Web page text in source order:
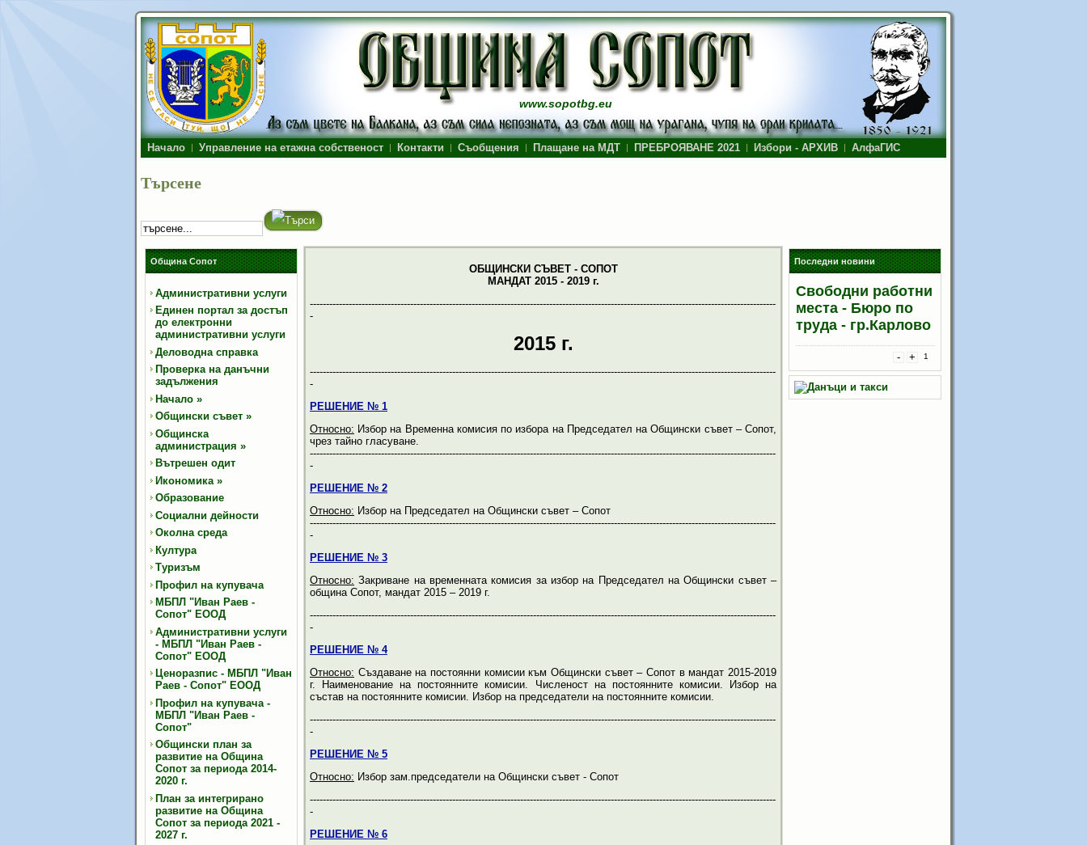
www.sopotbg.eu
Начало Управление на етажна собственост Контакти Съобщения Плащане на МДТ ПРЕБРОЯВАНЕ 2021 Избори - АРХИВ АлфаГИС
Търсене
Община Сопот
Административни услуги
Единен портал за достъп
до електронни
административни услуги
Деловодна справка
Проверка на данъчни
задължения
Начало »
Общински съвет »
Общинска
администрация »
Вътрешен одит
Икономика »
Образование
Социални дейности
Околна среда
Култура
Туризъм
Профил на купувача
МБПЛ "Иван Раев -
Сопот" ЕООД
Административни услуги
- МБПЛ "Иван Раев -
Сопот" ЕООД
Ценоразпис - МБПЛ "Иван
Раев - Сопот" ЕООД
Профил на купувача -
МБПЛ "Иван Раев -
Сопот"
Общински план за
развитие на Община
Сопот за периода 2014-
2020 г.
План за интегрирано
развитие на Община
Сопот за периода 2021 -
2027 г.
ОБЩИНСКИ СЪВЕТ - СОПОТ
МАНДАТ 2015 - 2019 г.
------------------------------------------------------------------------------------------------------------------------------------------------
-
2015 г.
------------------------------------------------------------------------------------------------------------------------------------------------
-
РЕШЕНИЕ № 1
Относно: Избор на Временна комисия по избора на Председател на Общински съвет – Сопот,
чрез тайно гласуване.
------------------------------------------------------------------------------------------------------------------------------------------------
-
РЕШЕНИЕ № 2
Относно: Избор на Председател на Общински съвет – Сопот
------------------------------------------------------------------------------------------------------------------------------------------------
-
РЕШЕНИЕ № 3
Относно: Закриване на временната комисия за избор на Председател на Общински съвет –
община Сопот, мандат 2015 – 2019 г.
------------------------------------------------------------------------------------------------------------------------------------------------
-
РЕШЕНИЕ № 4
Относно: Създаване на постоянни комисии към Общински съвет – Сопот в мандат 2015-2019
г. Наименование на постоянните комисии. Численост на постоянните комисии. Избор на
състав на постоянните комисии. Избор на председатели на постоянните комисии.
------------------------------------------------------------------------------------------------------------------------------------------------
-
РЕШЕНИЕ № 5
Относно: Избор зам.председатели на Общински съвет - Сопот
------------------------------------------------------------------------------------------------------------------------------------------------
-
РЕШЕНИЕ № 6
Последни новини
Свободни работни
места - Бюро по
труда - гр.Карлово
- + 1